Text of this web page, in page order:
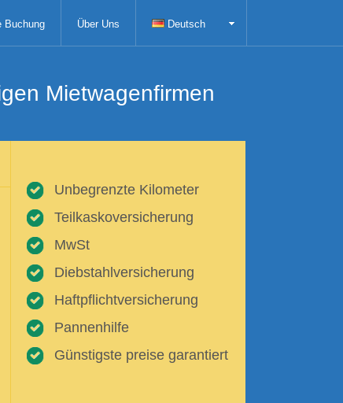
Buchung Über Uns Deutsch
Mietwagenfirmen
Unbegrenzte Kilometer
Teilkaskoversicherung
MwSt
Diebstahlversicherung
Haftpflichtversicherung
Pannenhilfe
Günstigste preise garantiert